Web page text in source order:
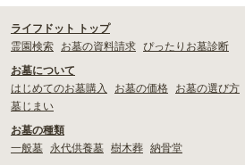
ライフドット トップ
霊園検索
お墓の資料請求 ぴったりお墓診断
お墓について
はじめてのお墓購入
お墓の価格 お墓の選び方
墓じまい
お墓の種類
一般墓
永代供養墓 樹木葬 納骨堂